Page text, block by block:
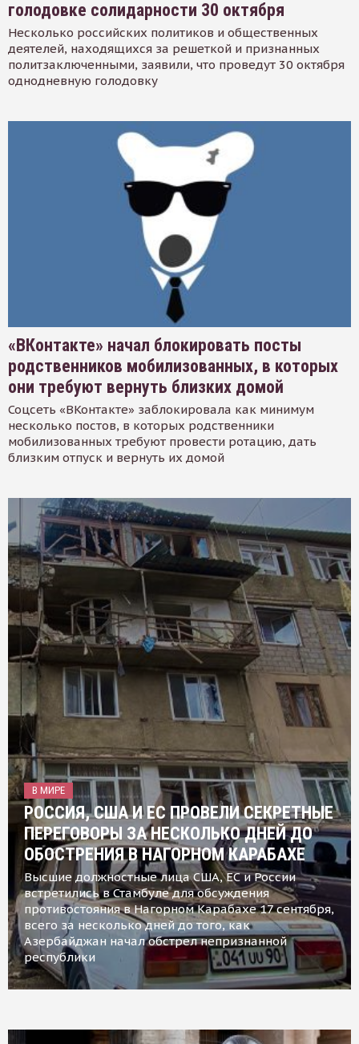
голодовке солидарности 30 октября
Несколько российских политиков и общественных
деятелей, находящихся за решеткой и признанных
политзаключенными, заявили, что проведут 30 октября
однодневную голодовку
«ВКонтакте» начал блокировать посты
родственников мобилизованных, в которых
они требуют вернуть близких домой
Соцсеть «ВКонтакте» заблокировала как минимум
несколько постов, в которых родственники
мобилизованных требуют провести ротацию, дать
близким отпуск и вернуть их домой
В МИРЕ
РОССИЯ, США И ЕС ПРОВЕЛИ СЕКРЕТНЫЕ
ПЕРЕГОВОРЫ ЗА НЕСКОЛЬКО ДНЕЙ ДО
ОБОСТРЕНИЯ В НАГОРНОМ КАРАБАХЕ
Высшие должностные лица США, ЕС и России
встретились в Стамбуле для обсуждения
противостояния в Нагорном Карабахе 17 сентября,
всего за несколько дней до того, как
Азербайджан начал обстрел непризнанной
республики